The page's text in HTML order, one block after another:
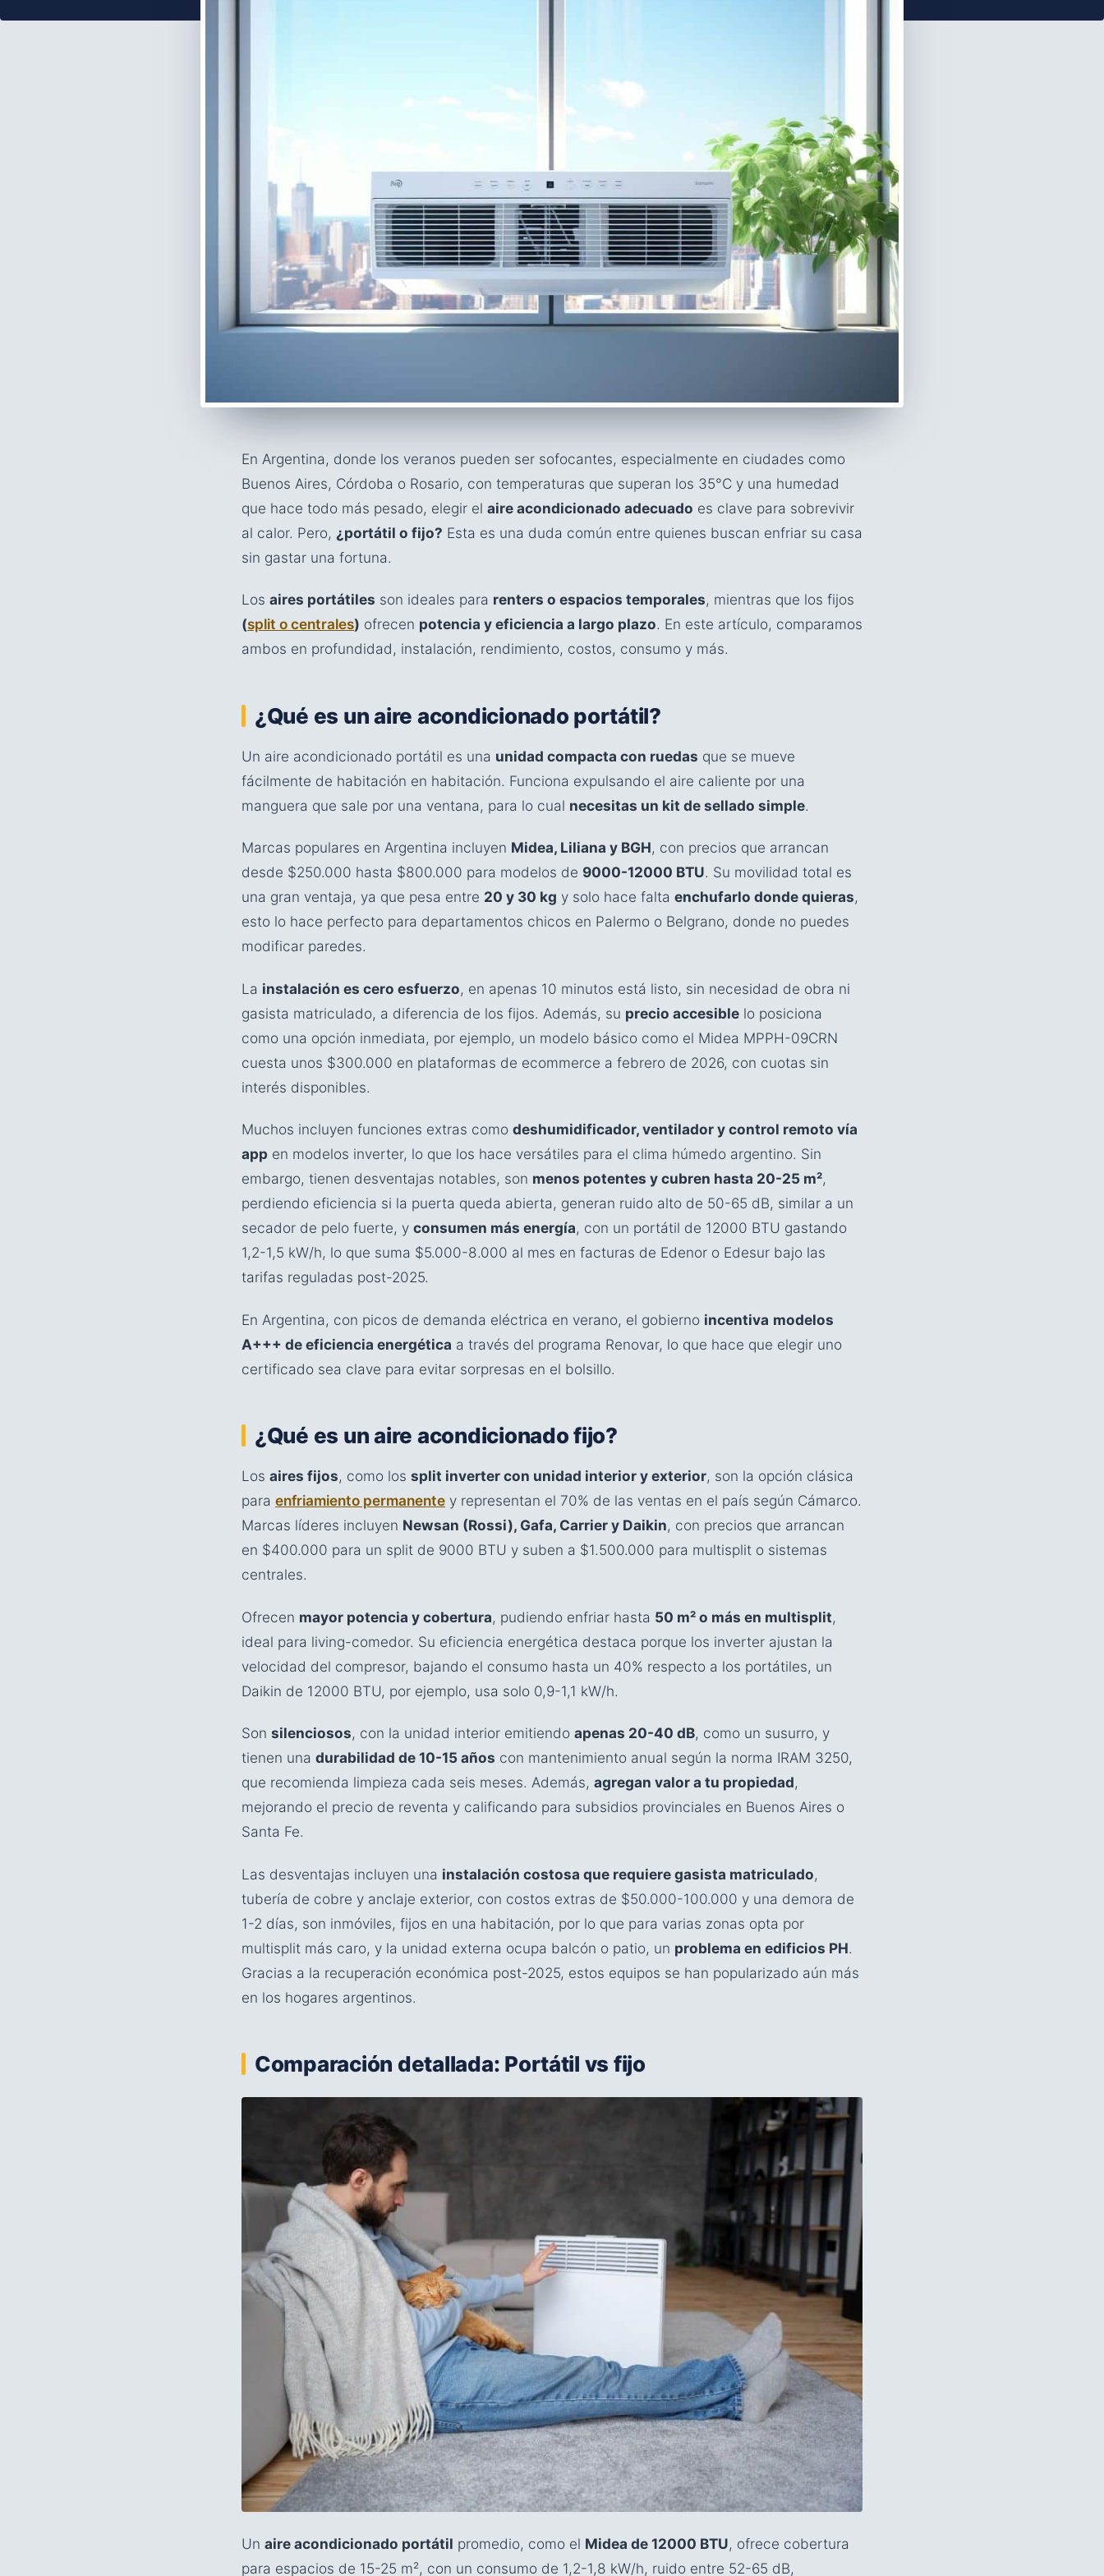
En Argentina, donde los veranos pueden ser sofocantes, especialmente en ciudades como
Buenos Aires, Córdoba o Rosario, con temperaturas que superan los 35°C y una humedad
que hace todo más pesado, elegir el aire acondicionado adecuado es clave para sobrevivir
al calor. Pero, ¿portátil o fijo? Esta es una duda común entre quienes buscan enfriar su casa
sin gastar una fortuna.
Los aires portátiles son ideales para renters o espacios temporales, mientras que los fijos
(split o centrales) ofrecen potencia y eficiencia a largo plazo. En este artículo, comparamos
ambos en profundidad, instalación, rendimiento, costos, consumo y más.
¿Qué es un aire acondicionado portátil?
Un aire acondicionado portátil es una unidad compacta con ruedas que se mueve
fácilmente de habitación en habitación. Funciona expulsando el aire caliente por una
manguera que sale por una ventana, para lo cual necesitas un kit de sellado simple.
Marcas populares en Argentina incluyen Midea, Liliana y BGH, con precios que arrancan
desde $250.000 hasta $800.000 para modelos de 9000-12000 BTU. Su movilidad total es
una gran ventaja, ya que pesa entre 20 y 30 kg y solo hace falta enchufarlo donde quieras,
esto lo hace perfecto para departamentos chicos en Palermo o Belgrano, donde no puedes
modificar paredes.
La instalación es cero esfuerzo, en apenas 10 minutos está listo, sin necesidad de obra ni
gasista matriculado, a diferencia de los fijos. Además, su precio accesible lo posiciona
como una opción inmediata, por ejemplo, un modelo básico como el Midea MPPH-09CRN
cuesta unos $300.000 en plataformas de ecommerce a febrero de 2026, con cuotas sin
interés disponibles.
Muchos incluyen funciones extras como deshumidificador, ventilador y control remoto vía
app en modelos inverter, lo que los hace versátiles para el clima húmedo argentino. Sin
embargo, tienen desventajas notables, son menos potentes y cubren hasta 20-25 m²,
perdiendo eficiencia si la puerta queda abierta, generan ruido alto de 50-65 dB, similar a un
secador de pelo fuerte, y consumen más energía, con un portátil de 12000 BTU gastando
1,2-1,5 kW/h, lo que suma $5.000-8.000 al mes en facturas de Edenor o Edesur bajo las
tarifas reguladas post-2025.
En Argentina, con picos de demanda eléctrica en verano, el gobierno incentiva modelos
A+++ de eficiencia energética a través del programa Renovar, lo que hace que elegir uno
certificado sea clave para evitar sorpresas en el bolsillo.
¿Qué es un aire acondicionado fijo?
Los aires fijos, como los split inverter con unidad interior y exterior, son la opción clásica
para enfriamiento permanente y representan el 70% de las ventas en el país según Cámarco.
Marcas líderes incluyen Newsan (Rossi), Gafa, Carrier y Daikin, con precios que arrancan
en $400.000 para un split de 9000 BTU y suben a $1.500.000 para multisplit o sistemas
centrales.
Ofrecen mayor potencia y cobertura, pudiendo enfriar hasta 50 m² o más en multisplit,
ideal para living-comedor. Su eficiencia energética destaca porque los inverter ajustan la
velocidad del compresor, bajando el consumo hasta un 40% respecto a los portátiles, un
Daikin de 12000 BTU, por ejemplo, usa solo 0,9-1,1 kW/h.
Son silenciosos, con la unidad interior emitiendo apenas 20-40 dB, como un susurro, y
tienen una durabilidad de 10-15 años con mantenimiento anual según la norma IRAM 3250,
que recomienda limpieza cada seis meses. Además, agregan valor a tu propiedad,
mejorando el precio de reventa y calificando para subsidios provinciales en Buenos Aires o
Santa Fe.
Las desventajas incluyen una instalación costosa que requiere gasista matriculado,
tubería de cobre y anclaje exterior, con costos extras de $50.000-100.000 y una demora de
1-2 días, son inmóviles, fijos en una habitación, por lo que para varias zonas opta por
multisplit más caro, y la unidad externa ocupa balcón o patio, un problema en edificios PH.
Gracias a la recuperación económica post-2025, estos equipos se han popularizado aún más
en los hogares argentinos.
Comparación detallada: Portátil vs fijo
Un aire acondicionado portátil promedio, como el Midea de 12000 BTU, ofrece cobertura
para espacios de 15-25 m², con un consumo de 1,2-1,8 kW/h, ruido entre 52-65 dB,